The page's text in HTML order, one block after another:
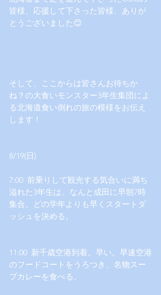
皆様、応援して下さった皆様、ありが
とうございました😊
そして、ここからは皆さんお待ちか
ね？の大食いモンスター3年生集団によ
る北海道食い倒れの旅の模様をお伝え
します！
8/19(日)
7:00  前乗りして観光する気合いに満ち
溢れた3年生は、なんと成田に早朝7時
集合。どの学年よりも早くスタートダ
ッシュを決める。
11:00  新千歳空港到着。早い。早速空港
のフードコートをうろつき、名物スー
プカレーを食べる。